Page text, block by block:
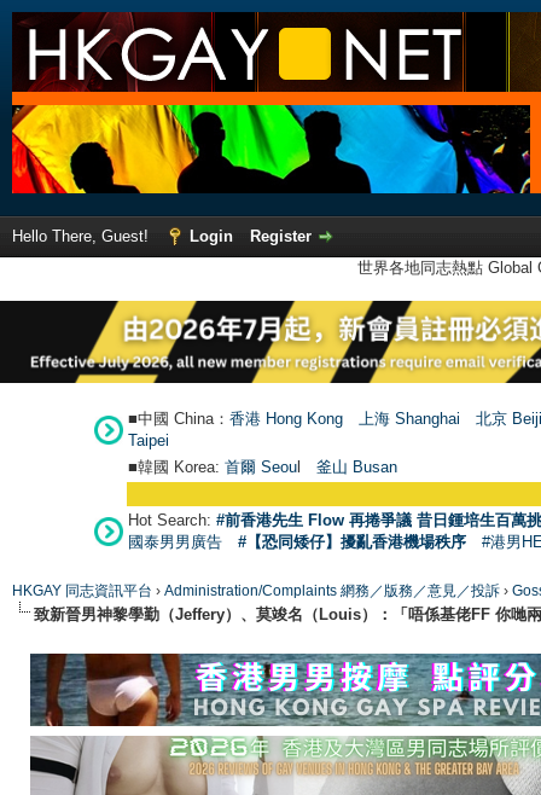
Hello There, Guest! Login
Register
世界各地同志熱點
■中國 China： 香港 Hong Kong 上海 Shanghai
北京
Taipei
■韓國 Korea: 首爾 Seoul 釜山 Busan
Hot Search: #前香港先生 Flow 再捲爭議 昔日鍾培生百萬
國泰男男廣告
#【恐同矮仔】擾亂香港機場秩序 #港男
HKGAY 同志資訊平台 › Administration/Complaints 網務／版務／意見／投訴 ›
致新晉男神黎學勤（Jeffery）、莫竣名（Louis）：「唔係基佬FF 你哋